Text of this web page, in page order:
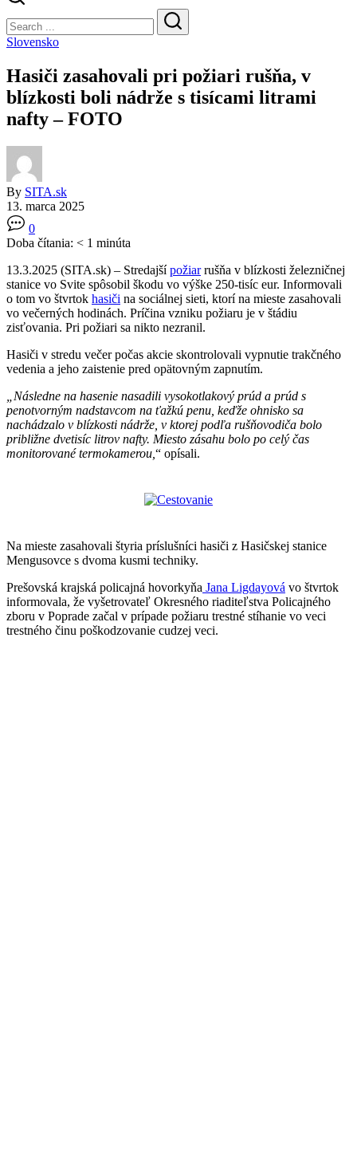
Search
Search
Slovensko
Hasiči zasahovali pri požiari rušňa, v
blízkosti boli nádrže s tisícami litrami
nafty – FOTO
By SITA.sk
13. marca 2025
0
Doba čítania: < 1 minúta
13.3.2025 (SITA.sk) – Stredajšípožiarrušňa v blízkosti železničnej
stanice vo Svite spôsobil škodu vo výške 250-tisíc eur. Informovali
o tom vo štvrtok hasiči na sociálnej sieti, ktorí na mieste zasahovali
vo večerných hodinách. Príčina vzniku požiaru je v štádiu
zisťovania. Pri požiari sa nikto nezranil.
Hasiči v stredu večer počas akcie skontrolovali vypnutie trakčného
vedenia a jeho zaistenie pred opätovným zapnutím.
„Následne na hasenie nasadili vysokotlakový prúd a prúd s
penotvorným nadstavcom na ťažkú penu, keďže ohnisko sa
nachádzalo v blízkosti nádrže, v ktorej podľa rušňovodiča bolo
približne dvetisíc litrov nafty. Miesto zásahu bolo po celý čas
monitorované termokamerou, “ opísali.
Na mieste zasahovali štyria príslušníci hasiči z Hasičskej stanice
Mengusovce s dvoma kusmi techniky.
Prešovská krajská policajná hovorkyňa Jana Ligdayová vo štvrtok
informovala, že vyšetrovateľ Okresného riaditeľstva Policajného
zboru v Poprade začal v prípade požiaru trestné stíhanie vo veci
trestného činu poškodzovanie cudzej veci.